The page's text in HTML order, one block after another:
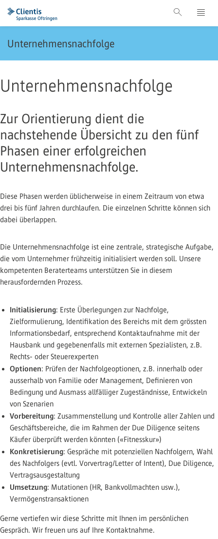
Unternehmensnachfolge
Unternehmensnachfolge
Zur Orientierung dient die
nachstehende Übersicht zu den fünf
Phasen einer erfolgreichen
Unternehmensnachfolge.
Diese Phasen werden üblicherweise in einem Zeitraum von etwa
drei bis fünf Jahren durchlaufen. Die einzelnen Schritte können sich
dabei überlappen.
Die Unternehmensnachfolge ist eine zentrale, strategische Aufgabe,
die vom Unternehmer frühzeitig initialisiert werden soll. Unsere
kompetenten Beraterteams unterstützen Sie in diesem
herausfordernden Prozess.
Initialisierung: Erste Überlegungen zur Nachfolge,
Zielformulierung, Identifikation des Bereichs mit dem grössten
Informationsbedarf, entsprechend Kontaktaufnahme mit der
Hausbank und gegebenenfalls mit externen Spezialisten, z.B.
Rechts- oder Steuerexperten
Optionen: Prüfen der Nachfolgeoptionen, z.B. innerhalb oder
ausserhalb von Familie oder Management, Definieren von
Bedingung und Ausmass allfälliger Zugeständnisse, Entwickeln
von Szenarien
Vorbereitung: Zusammenstellung und Kontrolle aller Zahlen und
Geschäftsbereiche, die im Rahmen der Due Diligence seitens
Käufer überprüft werden könnten («Fitnesskur»)
Konkretisierung: Gespräche mit potenziellen Nachfolgern, Wahl
des Nachfolgers (evtl. Vorvertrag/Letter of Intent), Due Diligence,
Vertragsausgestaltung
Umsetzung: Mutationen (HR, Bankvollmachten usw.),
Vermögenstransaktionen
Gerne vertiefen wir diese Schritte mit Ihnen im persönlichen
Gespräch.​ ​​​​​​Wir freuen uns auf Ihre Kontaktnahme.